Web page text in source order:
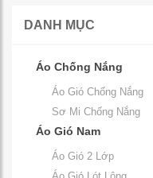
DANH MỤC
Áo Chống Nắng
Áo Gió Chống Nắng
Sơ Mi Chống Nắng
Áo Gió Nam
Áo Gió 2 Lớp